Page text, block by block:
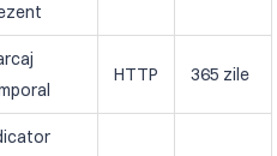
HTTP 365 zile